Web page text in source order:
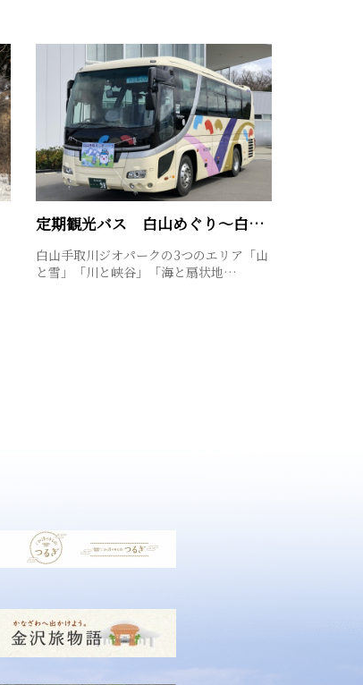
定期観光バス 白山めぐり～白山手取川ジオパーク号～
白山手取川ジオパークの3つのエリア「山
と雪」「川と峡谷」「海と扇状地…